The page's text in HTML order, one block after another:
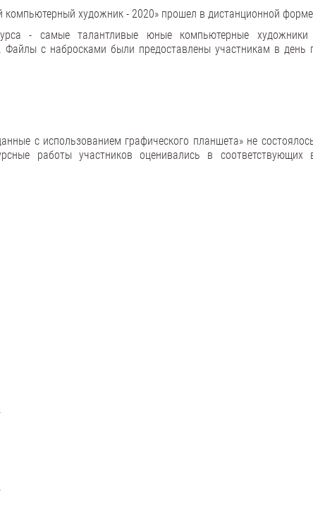
компьютерный художник - 2020» прошел в дистанционной
- самые талантливые юные компьютерные художники
Файлы с набросками были предоставлены участникам в день
с использованием графического планшета» не
работы участников оценивались в соответствующих